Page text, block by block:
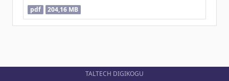
pdf
204,16 MB
TALTECH DIGIKOGU